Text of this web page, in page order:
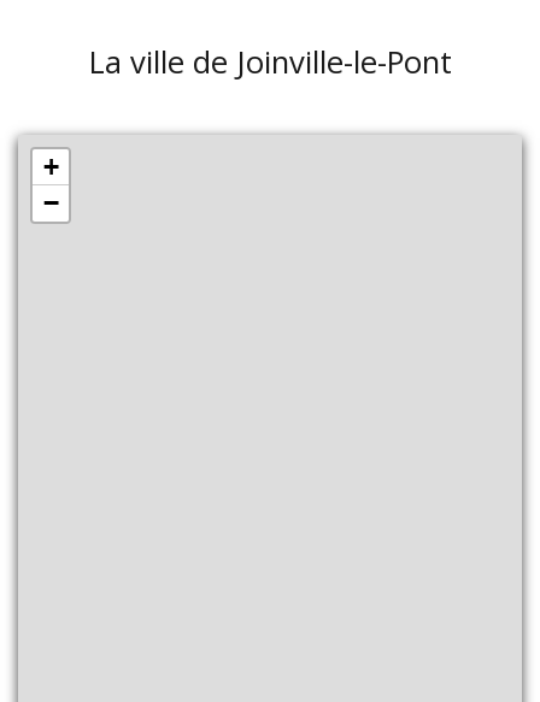
La ville de Joinville-le-Pont
+
−